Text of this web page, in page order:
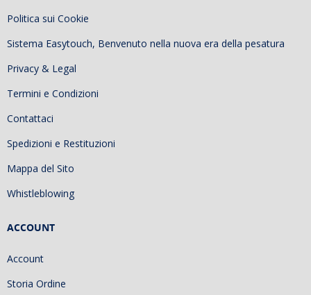
Politica sui Cookie
Sistema Easytouch, Benvenuto nella nuova era della pesatura
Privacy & Legal
Termini e Condizioni
Contattaci
Spedizioni e Restituzioni
Mappa del Sito
Whistleblowing
ACCOUNT
Account
Storia Ordine